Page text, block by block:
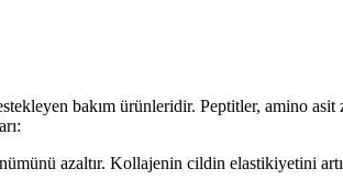
bakım ürünleridir. Peptitler, amino
azaltır. Kollajenin cildin elastikiyetini